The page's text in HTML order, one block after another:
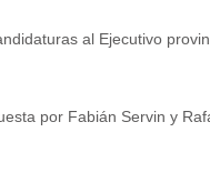
al Ejecutivo
por Fabián Servin y